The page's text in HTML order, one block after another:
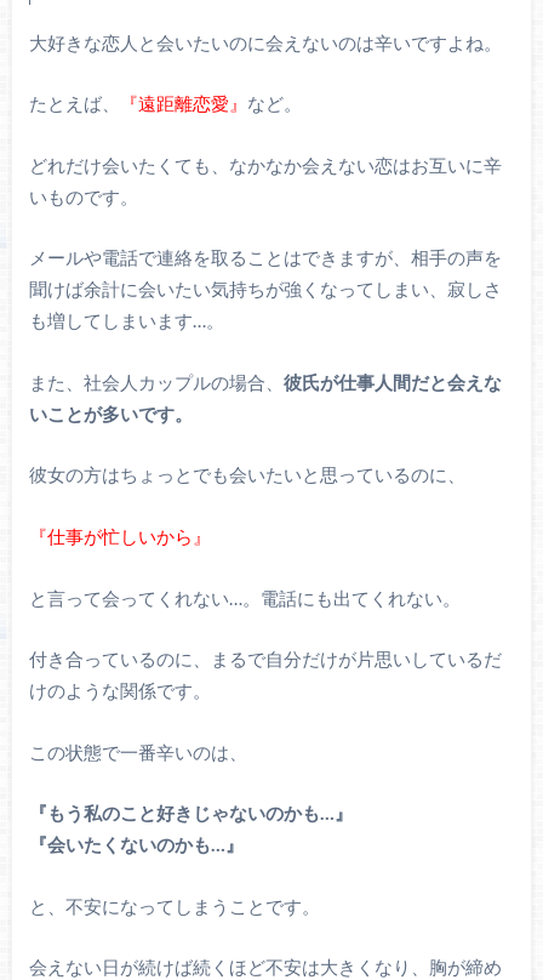
大好きな恋人と会いたいのに会えないのは辛いですよね。
たとえば、 『遠距離恋愛』 など。
どれだけ会いたくても、なかなか会えない恋はお互いに辛
いものです。
メールや電話で連絡を取ることはできますが、相手の声を
聞けば余計に会いたい気持ちが強くなってしまい、寂しさ
も増してしまいます…。
また、社会人カップルの場合、 彼氏が仕事人間だと会えな
いことが多いです。
彼女の方はちょっとでも会いたいと思っているのに、
『仕事が忙しいから』
と言って会ってくれない…。電話にも出てくれない。
付き合っているのに、まるで自分だけが片思いしているだ
けのような関係です。
この状態で一番辛いのは、
『もう私のこと好きじゃないのかも…』
『会いたくないのかも…』
と、不安になってしまうことです。
会えない日が続けば続くほど不安は大きくなり、胸が締め